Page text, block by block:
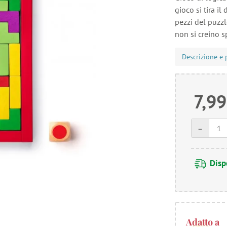
gioco si tira il
pezzi del
non si creino
Descrizione e
-
Adatto a